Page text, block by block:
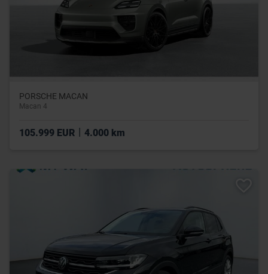
PORSCHE MACAN
Macan 4
105.999 EUR 4.000 km